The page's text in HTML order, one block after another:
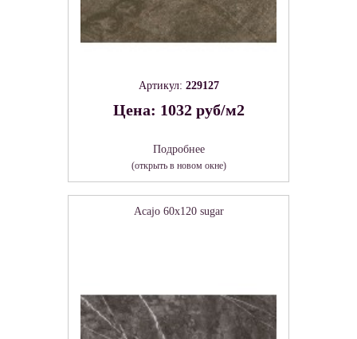
Артикул: 229127
Цена: 1032 руб/м2
Подробнее
(открыть в новом окне)
Acajo 60х120 sugar